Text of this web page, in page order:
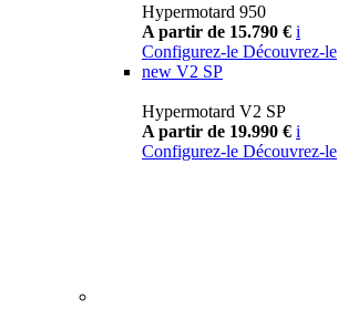
Hypermotard 950
A partir de 15.790 € i
Configurez-le Découvrez-le
new V2 SP
Hypermotard V2 SP
A partir de 19.990 € i
Configurez-le Découvrez-le